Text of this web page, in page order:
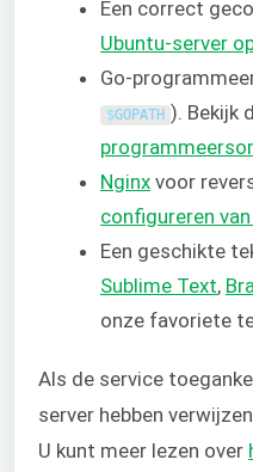
Een correct
Ubuntu-server
Go-
$GOPATH ). Bekijk
Nginx voor
configureren
Een geschikte
Sublime Text,
onze favoriete
Als de service
server hebben
U kunt meer lezen over